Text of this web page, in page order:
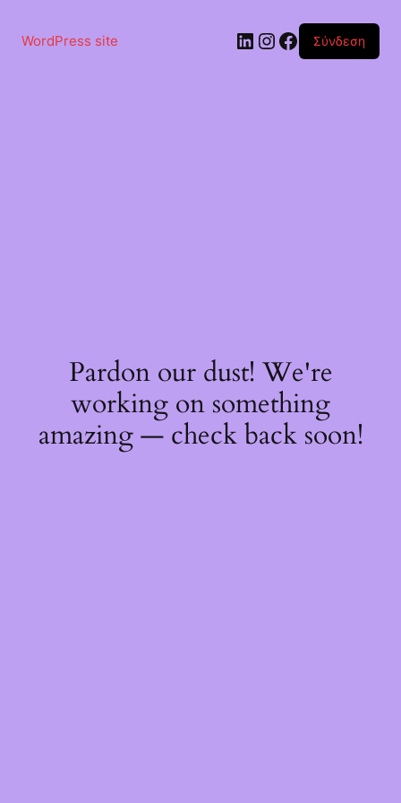
περιεχόμενο
WordPress site Linkedin
Instagram
Facebook
Σύνδεση
Pardon our dust! We're
working on something
amazing — check back soon!